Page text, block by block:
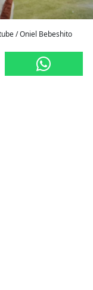
/ Oniel Bebeshito